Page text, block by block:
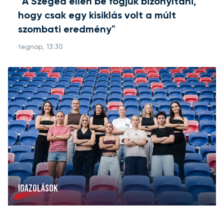
hogy csak egy kisiklás volt a múlt
szombati eredmény"
tegnap, 13:30
IGAZOLÁSOK